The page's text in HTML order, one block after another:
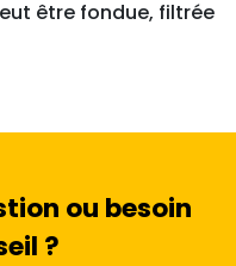
être fondue, filtrée
ou besoin
?